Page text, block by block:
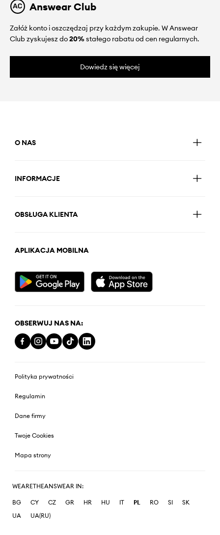
Answear Club
Załóż konto i oszczędzaj przy każdym zakupie. W Answear
Club zyskujesz do20%stałego rabatu od cen regularnych.
Dowiedz się więcej
O NAS
INFORMACJE
OBSŁUGA KLIENTA
APLIKACJA MOBILNA
OBSERWUJ NAS NA:
Polityka prywatności
Regulamin
Dane firmy
Twoje Cookies
Mapa strony
WEARETHEANSWEAR IN:
BG CY CZ GR HR HU IT PL RO SI
SK
UA
UA(RU)